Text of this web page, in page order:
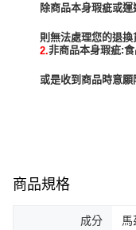
除商品本身瑕疵或
2.非商品本身瑕疵:
或是收到商品時意
商品規格
成分
馬